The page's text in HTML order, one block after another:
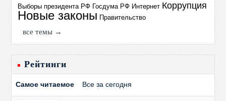
Выборы президента РФ Госдума РФ Интернет Коррупция
Новые законы Правительство
все темы →
Рейтинги
Самое читаемое Все за сегодня